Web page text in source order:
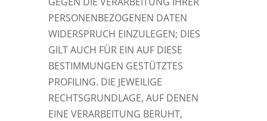
PERSONENBEZOGENEN DATEN
WIDERSPRUCH EINZULEGEN; DIES
GILT AUCH FÜR EIN AUF DIESE
BESTIMMUNGEN GESTÜTZTES
PROFILING. DIE JEWEILIGE
RECHTSGRUNDLAGE, AUF DENEN
EINE VERARBEITUNG BERUHT,